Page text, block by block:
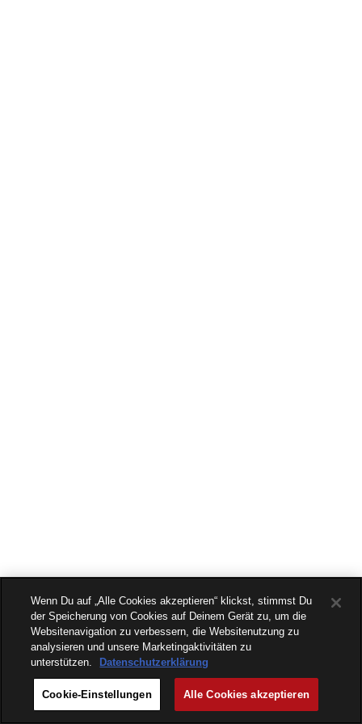
Wenn Du auf „Alle Cookies akzeptieren“ klickst, stimmst Du
der Speicherung von Cookies auf Deinem Gerät zu, um die
Websitenavigation zu verbessern, die Websitenutzung zu
analysieren und unsere Marketingaktivitäten zu
unterstützen.
Datenschutzerklärung
Cookie-Einstellungen Alle Cookies akzeptieren